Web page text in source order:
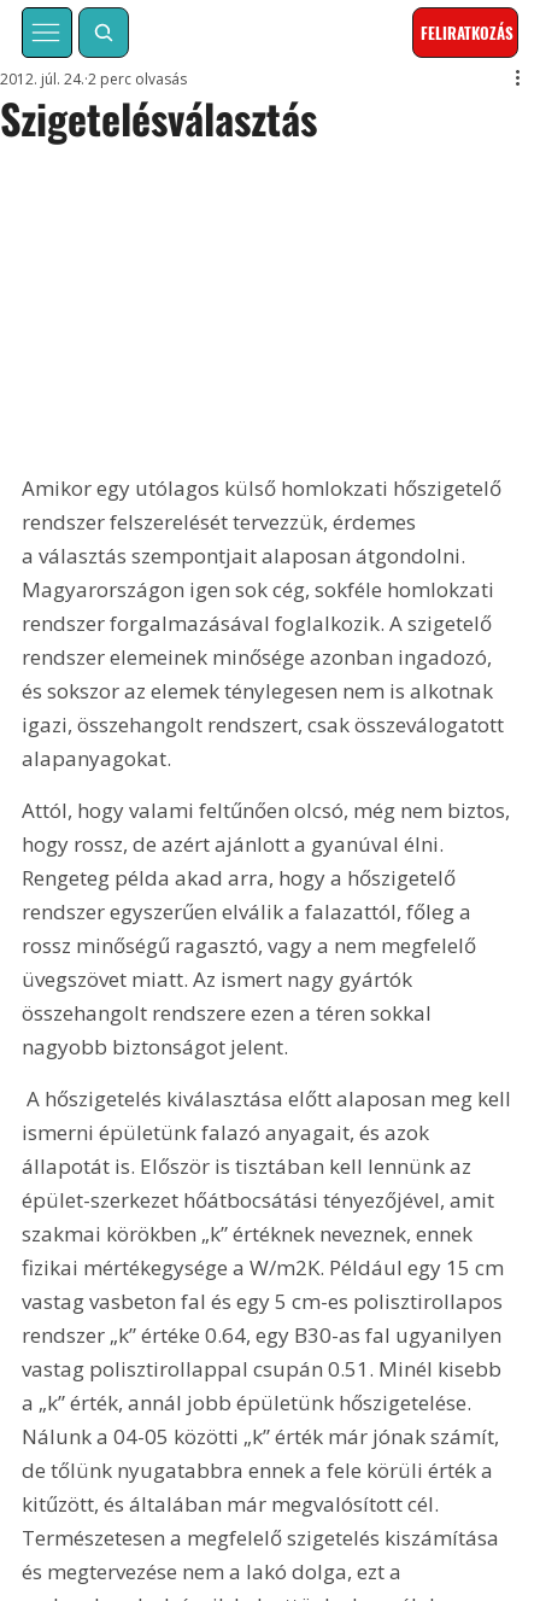
FELIRATKOZÁS
Szigetelésválasztás
2012. júl. 24. 2 perc olvasás
Amikor egy utólagos külső homlokzati hőszigetelő
rendszer felszerelését tervezzük, érdemes
a választás szempontjait alaposan átgondolni.
Magyarországon igen sok cég, sokféle homlokzati
rendszer forgalmazásával foglalkozik. A szigetelő
rendszer elemeinek minősége azonban ingadozó,
és sokszor az elemek ténylegesen nem is alkotnak
igazi, összehangolt rendszert, csak összeválogatott
alapanyagokat.
Attól, hogy valami feltűnően olcsó, még nem biztos,
hogy rossz, de azért ajánlott a gyanúval élni.
Rengeteg példa akad arra, hogy a hőszigetelő
rendszer egyszerűen elválik a falazattól, főleg a
rossz minőségű ragasztó, vagy a nem megfelelő
üvegszövet miatt. Az ismert nagy gyártók
összehangolt rendszere ezen a téren sokkal
nagyobb biztonságot jelent.
A hőszigetelés kiválasztása előtt alaposan meg kell
ismerni épületünk falazó anyagait, és azok
állapotát is. Először is tisztában kell lennünk az
épület-szerkezet hőátbocsátási tényezőjével, amit
szakmai körökben „k” értéknek neveznek, ennek
fizikai mértékegysége a W/m2K. Például egy 15 cm
vastag vasbeton fal és egy 5 cm-es polisztirollapos
rendszer „k” értéke 0.64, egy B30-as fal ugyanilyen
vastag polisztirollappal csupán 0.51. Minél kisebb
a „k” érték, annál jobb épületünk hőszigetelése.
Nálunk a 04-05 közötti „k” érték már jónak számít,
de tőlünk nyugatabbra ennek a fele körüli érték a
kitűzött, és általában már megvalósított cél.
Természetesen a megfelelő szigetelés kiszámítása
és megtervezése nem a lakó dolga, ezt a